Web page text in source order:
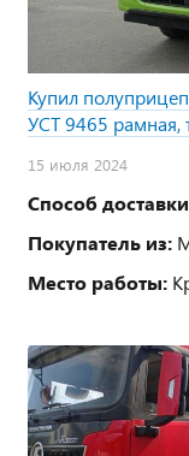
Купил
УСТ 9465 рамная,
15 июля 2024
Способ
Покупатель из:
Место работы: